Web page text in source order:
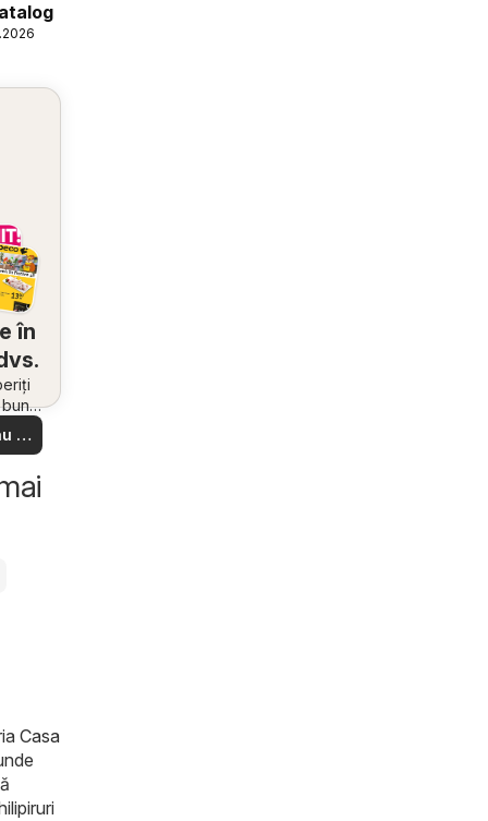
în
–
să
Casa